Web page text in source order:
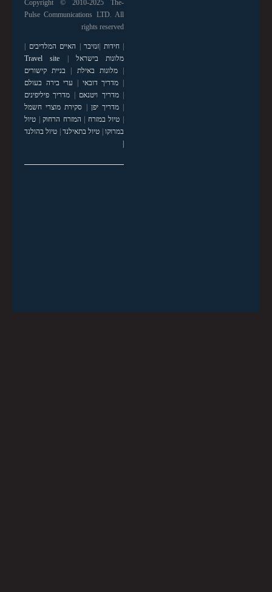
Copyright © 2010-2025 The-
Pulse Communications LTD. All
rights reserved
|חידות זנזיבר האיים המלדיבים
מלונות בישראל
Travel site
|מלונות באילת
בניית קישורים
מדריך דובאי
ערי בירה בעולם
|מדריך ויטנאם
מדריך פיליפינים
|מדריך יפן
סקירת מוצרי חשמל
טיול במזרח המזרח הרחוק| טיול
במרוקו| טיול בתאילנד| טיול בהולנד